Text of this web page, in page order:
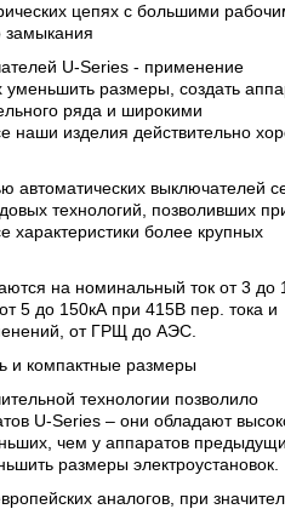
цепях с большими
замыкания
U-Series - применение
уменьшить размеры, создать
ряда и широкими
наши изделия действительно
автоматических выключателей
технологий, позволивших
характеристики более крупных
на номинальный ток от 3 до 1
5 до 150кА при 415В пер. тока и
от ГРЩ до АЭС.
и компактные размеры
технологии позволило
U-Series – они обладают
чем у аппаратов
размеры электроустановок.
аналогов, при